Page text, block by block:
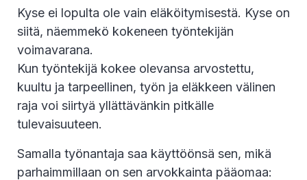
Kyse ei lopulta ole vain eläköitymisestä. Kyse on
siitä, näemmekö kokeneen työntekijän
voimavarana.
Kun työntekijä kokee olevansa arvostettu,
kuultu ja tarpeellinen, työn ja eläkkeen välinen
raja voi siirtyä yllättävänkin pitkälle
tulevaisuuteen.
Samalla työnantaja saa käyttöönsä sen, mikä
parhaimmillaan on sen arvokkainta pääomaa: